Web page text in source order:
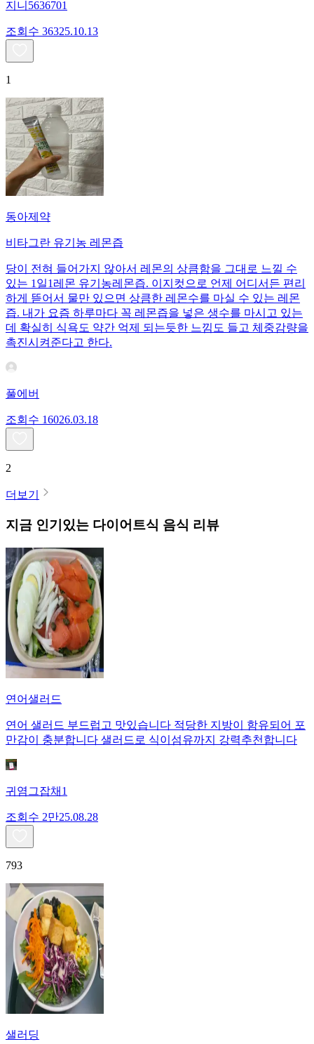
지니5636701
조회수 36325.10.13
1
동아제약
비타그란 유기농 레몬즙
당이 전혀 들어가지 않아서 레몬의 상큼함을 그대로 느낄 수
있는 1일1레몬 유기농레몬즙. 이지컷으로 언제 어디서든 편리
하게 뜯어서 물만 있으면 상큼한 레몬수를 마실 수 있는 레몬
즙. 내가 요즘 하루마다 꼭 레몬즙을 넣은 생수를 마시고 있는
데 확실히 식욕도 약간 억제 되는듯한 느낌도 들고 체중감량을
촉진시켜준다고 한다.
풀에버
조회수 16026.03.18
2
더보기
지금 인기있는 다이어트식 음식 리뷰
연어샐러드
연어 샐러드 부드럽고 맛있습니다 적당한 지방이 함유되어 포
만감이 충분합니다 샐러드로 식이섬유까지 강력추천합니다
귀염그잡채1
조회수 2만25.08.28
793
샐러딩